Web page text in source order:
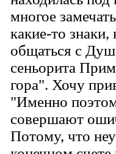
многое
какие-то
общаться с
сеньорита
гора". Хочу
"Именно
совершают
Потому, что